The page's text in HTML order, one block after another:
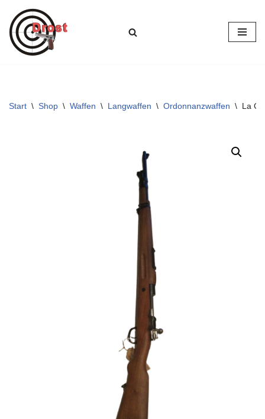
Zum
Inhalt
Start \ Shop \ Waffen \ Langwaffen \ Ordonnanzwaffen \ La